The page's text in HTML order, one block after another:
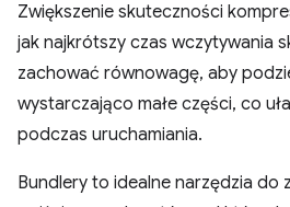
Zwiększenie skuteczności
jak najkrótszy czas wczytywania
zachować równowagę, aby
wystarczająco małe części, co
podczas uruchamiania.
Bundlery to idealne narzędzia do